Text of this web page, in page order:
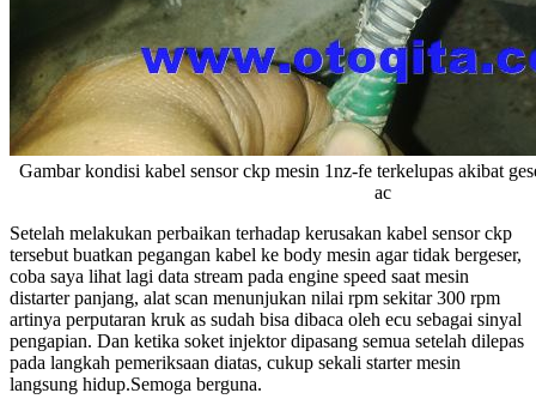
Gambar kondisi kabel sensor ckp mesin 1nz-fe terkelupas akibat
ac
Setelah melakukan perbaikan terhadap kerusakan kabel sensor ckp
tersebut buatkan pegangan kabel ke body mesin agar tidak bergeser,
coba saya lihat lagi data stream pada engine speed saat mesin
distarter panjang, alat scan menunjukan nilai rpm sekitar 300 rpm
artinya perputaran kruk as sudah bisa dibaca oleh ecu sebagai sinyal
pengapian. Dan ketika soket injektor dipasang semua setelah dilepas
pada langkah pemeriksaan diatas, cukup sekali starter mesin
langsung hidup.Semoga berguna.